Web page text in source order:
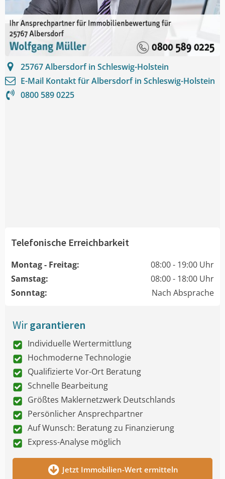
25767Albersdorf in Schleswig-Holstein
E-Mail Kontakt fürAlbersdorf in Schleswig-Holstein
0800 589 0225
Telefonische Erreichbarkeit
Montag - Freitag:
08:00 - 19:00 Uhr
Samstag:
08:00 - 18:00 Uhr
Sonntag:
Nach Absprache
Wirgarantieren
Individuelle Wertermittlung
Hochmoderne Technologie
Qualifizierte Vor-Ort Beratung
Schnelle Bearbeitung
Größtes Maklernetzwerk Deutschlands
Persönlicher Ansprechpartner
Auf Wunsch: Beratung zu Finanzierung
Express-Analyse möglich
Jetzt Immobilien-Wert ermitteln